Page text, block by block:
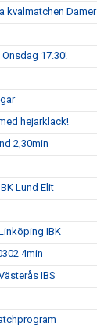
kvalmatchen Damer
17.30!
hejarklack!
2,30min
Lund Elit
IBK
4min
IBS